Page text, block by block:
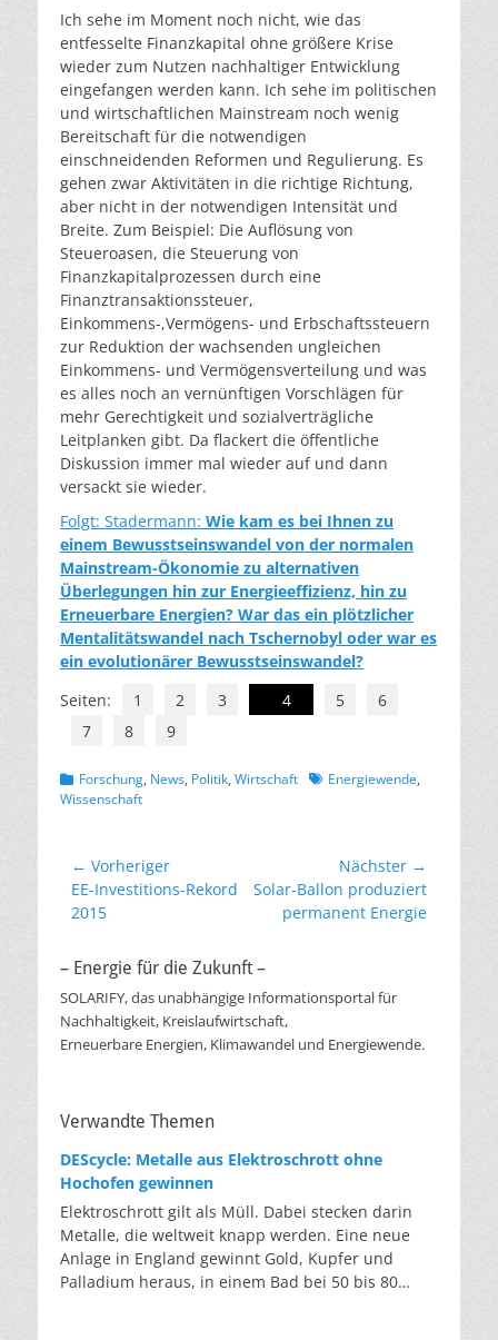
Ich sehe im Moment noch nicht, wie das
entfesselte Finanzkapital ohne größere Krise
wieder zum Nutzen nachhaltiger Entwicklung
eingefangen werden kann. Ich sehe im politischen
und wirtschaftlichen Mainstream noch wenig
Bereitschaft für die notwendigen
einschneidenden Reformen und Regulierung. Es
gehen zwar Aktivitäten in die richtige Richtung,
aber nicht in der notwendigen Intensität und
Breite. Zum Beispiel: Die Auflösung von
Steueroasen, die Steuerung von
Finanzkapitalprozessen durch eine
Finanztransaktionssteuer,
Einkommens-,Vermögens- und Erbschaftssteuern
zur Reduktion der wachsenden ungleichen
Einkommens- und Vermögensverteilung und was
es alles noch an vernünftigen Vorschlägen für
mehr Gerechtigkeit und sozialverträgliche
Leitplanken gibt. Da flackert die öffentliche
Diskussion immer mal wieder auf und dann
versackt sie wieder.
Folgt: Stadermann: Wie kam es bei Ihnen zu
einem Bewusstseinswandel von der normalen
Mainstream-Ökonomie zu alternativen
Überlegungen hin zur Energieeffizienz, hin zu
Erneuerbare Energien? War das ein plötzlicher
Mentalitätswandel nach Tschernobyl oder war es
ein evolutionärer Bewusstseinswandel?
Seiten:
1 2 3 4 5
6
7
8 9
Kategorien
Forschung, News, Politik, Wirtschaft Schlagworte
Energiewende,
Wissenschaft
Beitragsnavigation
← Vorheriger
Vorheriger
Beitrag:
EE-Investitions-Rekord
2015
Nächster →
Nächster
Beitrag:
Solar-Ballon produziert
permanent Energie
– Energie für die Zukunft –
SOLARIFY, das unabhängige Informationsportal für
Nachhaltigkeit, Kreislaufwirtschaft,
Erneuerbare Energien, Klimawandel und Energiewende.
Verwandte Themen
DEScycle: Metalle aus Elektroschrott ohne
Hochofen gewinnen
Elektroschrott gilt als Müll. Dabei stecken darin
Metalle, die weltweit knapp werden. Eine neue
Anlage in England gewinnt Gold, Kupfer und
Palladium heraus, in einem Bad bei 50 bis 80